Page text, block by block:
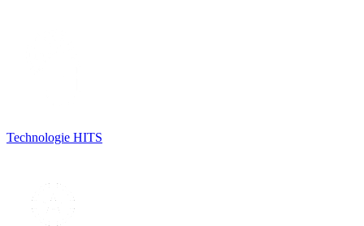
Technologie HITS